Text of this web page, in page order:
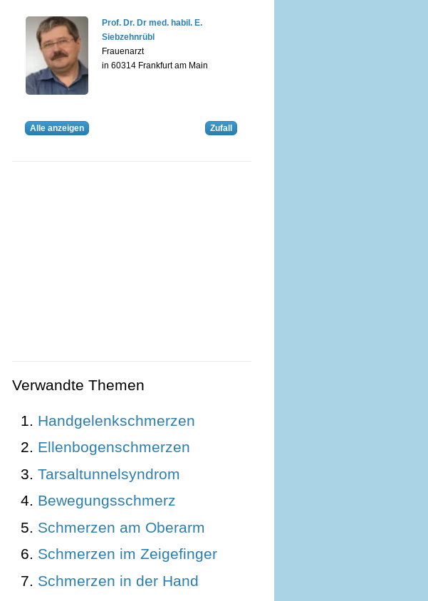
Prof. Dr. Dr med. habil. E.
Siebzehnrübl
Frauenarzt
in 60314 Frankfurt am Main
Alle anzeigen Zufall
Verwandte Themen
Handgelenkschmerzen
Ellenbogenschmerzen
Tarsaltunnelsyndrom
Bewegungsschmerz
Schmerzen am Oberarm
Schmerzen im Zeigefinger
Schmerzen in der Hand